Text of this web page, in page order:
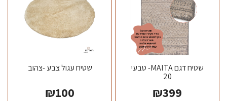
שטיח דגם MAlTA- טבעי
20
₪399
שטיח עגול צבע -צהוב
₪100